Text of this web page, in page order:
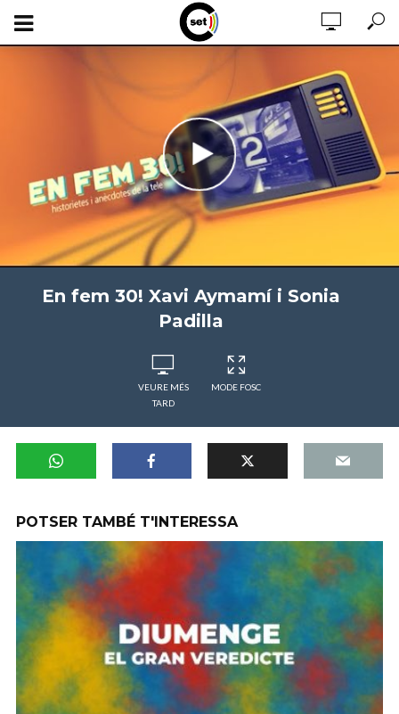
En fem 30! Xavi Aymamí i Sonia
Padilla
VEURE MÉS
TARD
MODE FOSC
POTSER TAMBÉ T'INTERESSA